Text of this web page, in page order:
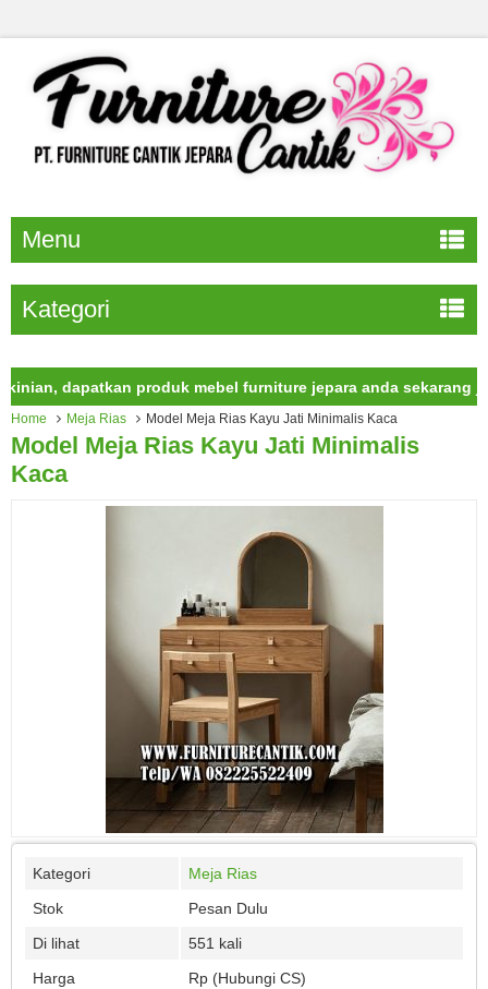
Menu
Kategori
produk mebel furniture jepara anda sekarang juga.
Home Meja Rias Model Meja Rias Kayu Jati Minimalis Kaca
Model Meja Rias Kayu Jati Minimalis
Kaca
Kategori
Meja Rias
Stok
Pesan Dulu
Di lihat
551 kali
Harga
Rp (Hubungi CS)